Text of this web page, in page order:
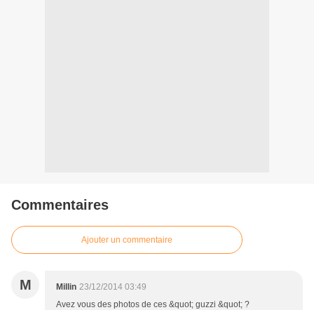
Commentaires
Ajouter un commentaire
M Millin 23/12/2014 03:49
Avez vous des photos de ces &quot; guzzi &quot; ?